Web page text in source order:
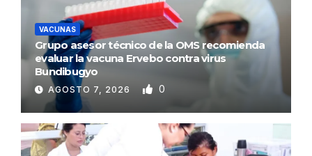
VACUNAS
Grupo asesor técnico de la OMS recomienda
evaluar la vacuna Ervebo contra virus
Bundibugyo
AGOSTO 7, 2026 0